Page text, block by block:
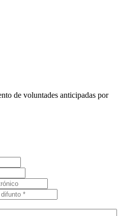
de voluntades anticipadas por